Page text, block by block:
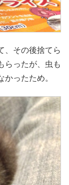
、その後捨てら
らったが、虫も
ったため。